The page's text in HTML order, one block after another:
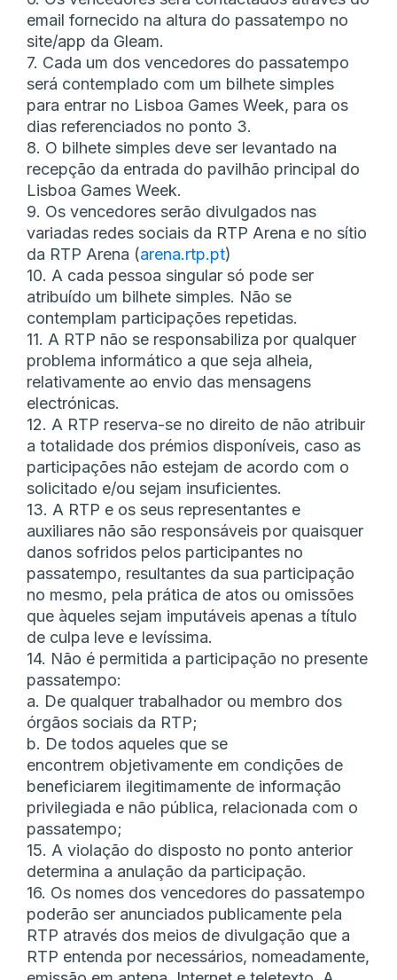
email fornecido na altura do passatempo no
site/app da Gleam.
7. Cada um dos vencedores do passatempo
será contemplado com um bilhete simples
para entrar no Lisboa Games Week, para os
dias referenciados no ponto 3.
8. O bilhete simples deve ser levantado na
recepção da entrada do pavilhão principal do
Lisboa Games Week.
9. Os vencedores serão divulgados nas
variadas redes sociais da RTP Arena e no sítio
da RTP Arena (arena.rtp.pt)
10. A cada pessoa singular só pode ser
atribuído um bilhete simples. Não se
contemplam participações repetidas.
11. A RTP não se responsabiliza por qualquer
problema informático a que seja alheia,
relativamente ao envio das mensagens
electrónicas.
12. A RTP reserva-se no direito de não atribuir
a totalidade dos prémios disponíveis, caso as
participações não estejam de acordo com o
solicitado e/ou sejam insuficientes.
13. A RTP e os seus representantes e
auxiliares não são responsáveis por quaisquer
danos sofridos pelos participantes no
passatempo, resultantes da sua participação
no mesmo, pela prática de atos ou omissões
que àqueles sejam imputáveis apenas a título
de culpa leve e levíssima.
14. Não é permitida a participação no presente
passatempo:
a. De qualquer trabalhador ou membro dos
órgãos sociais da RTP;
b. De todos aqueles que se
encontrem objetivamente em condições de
beneficiarem ilegitimamente de informação
privilegiada e não pública, relacionada com o
passatempo;
15. A violação do disposto no ponto anterior
determina a anulação da participação.
16. Os nomes dos vencedores do passatempo
poderão ser anunciados publicamente pela
RTP através dos meios de divulgação que a
RTP entenda por necessários, nomeadamente,